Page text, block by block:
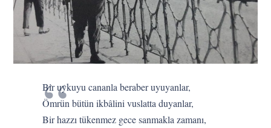
Bir uykuyu cananla beraber uyuyanlar,
Ömrün bütün ikbâlini vuslatta duyanlar,
Bir hazzı tükenmez gece sanmakla zamanı,